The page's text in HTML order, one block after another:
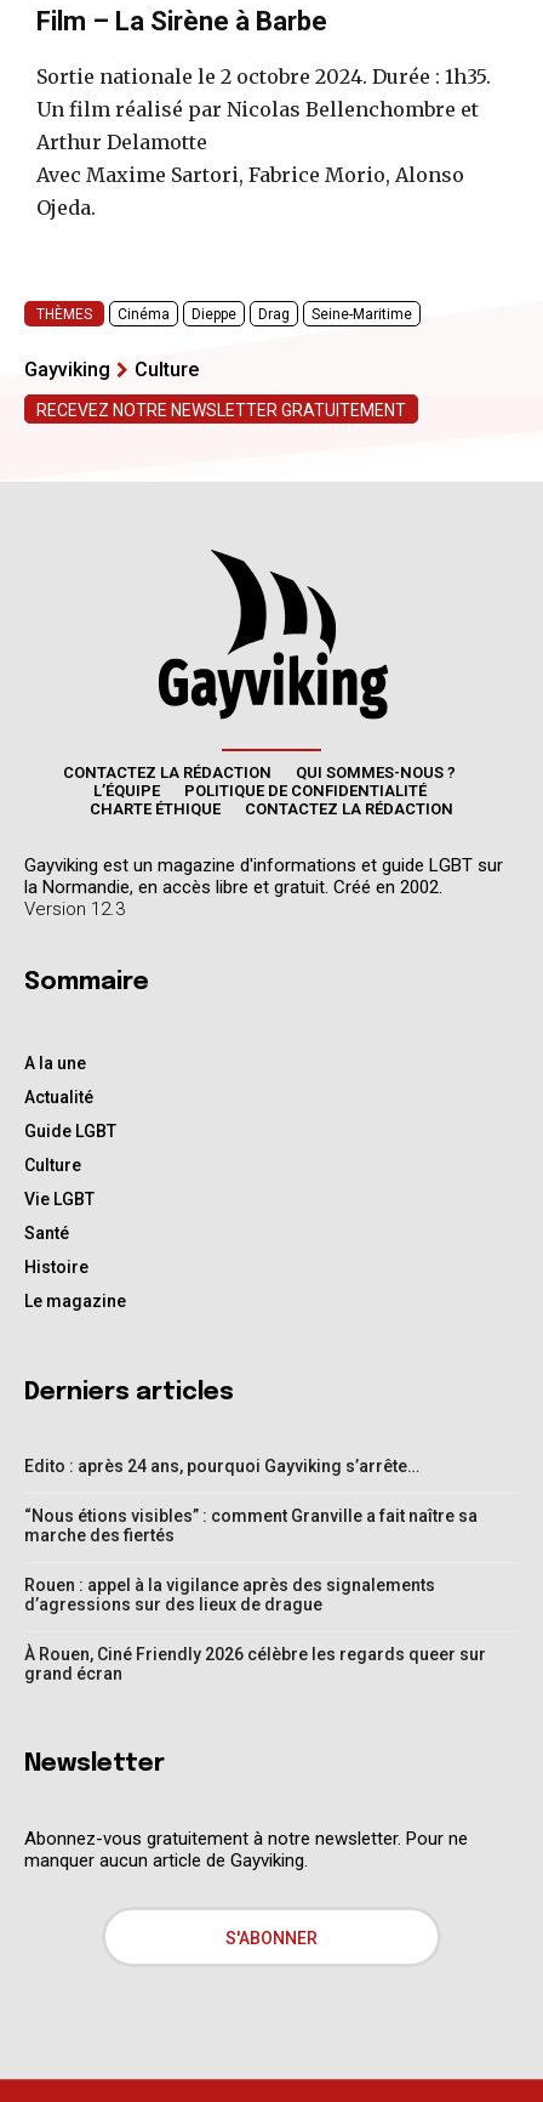
CONTACTEZ LA RÉDACTION
QUI SOMMES-NOUS ?
L’ÉQUIPE
POLITIQUE DE CONFIDENTIALITÉ
CHARTE ÉTHIQUE
CONTACTEZ LA RÉDACTION
Gayviking est un magazine d'informations et guide LGBT sur
la Normandie, en accès libre et gratuit. Créé en 2002.
Version 12.3
Sommaire
A la une
Actualité
Guide LGBT
Culture
Vie LGBT
Santé
Histoire
Le magazine
Derniers articles
Edito : après 24 ans, pourquoi Gayviking s’arrête…
“Nous étions visibles” : comment Granville a fait naître sa
marche des fiertés
Rouen : appel à la vigilance après des signalements
d’agressions sur des lieux de drague
À Rouen, Ciné Friendly 2026 célèbre les regards queer sur
grand écran
Newsletter
Abonnez-vous gratuitement à notre newsletter. Pour ne
manquer aucun article de Gayviking.
S'ABONNER